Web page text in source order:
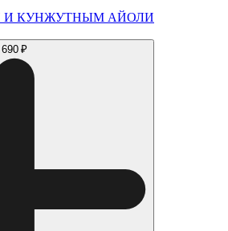
И КУНЖУТНЫМ АЙОЛИ
690 ₽